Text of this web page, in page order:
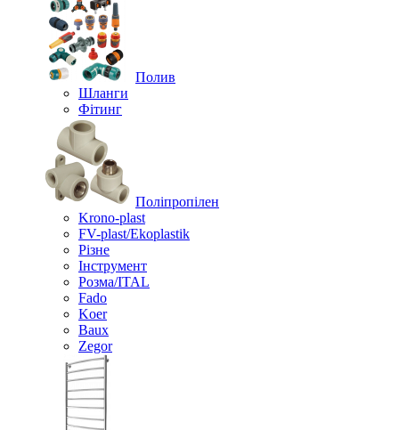
Полив
Шланги
Фітинг
Поліпропілен
Krono-plast
FV-plast/Ekoplastik
Різне
Інструмент
Розма/ITAL
Fado
Koer
Baux
Zegor